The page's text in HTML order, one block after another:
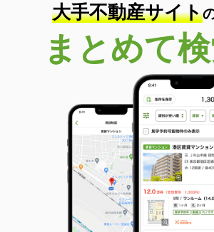
大手不動産サイト
まとめて検